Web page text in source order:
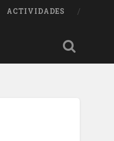
ACTIVIDADES